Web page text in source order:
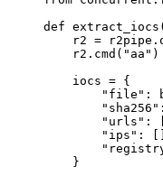
def extract_iocs
    r2
=
    r2.cmd(
"aa" )
    iocs
= {
        "file"
:
        "sha256"
        "urls"
:
        "ips"
:
    }